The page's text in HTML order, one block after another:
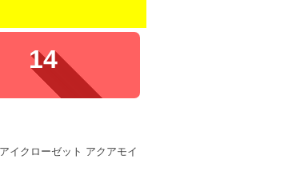
05
イクローゼット アクアモイ